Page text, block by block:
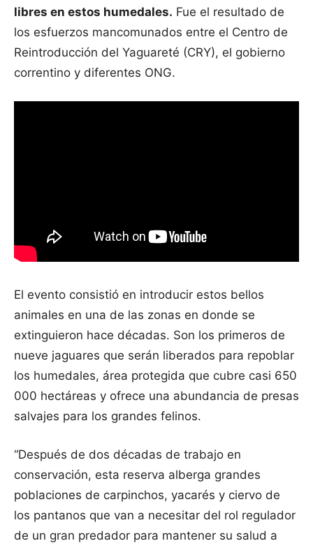
libres en estos humedales. Fue el resultado de
los esfuerzos mancomunados entre el Centro de
Reintroducción del Yaguareté (CRY), el gobierno
correntino y diferentes ONG.
El evento consistió en introducir estos bellos
animales en una de las zonas en donde se
extinguieron hace décadas. Son los primeros de
nueve jaguares que serán liberados para repoblar
los humedales, área protegida que cubre casi 650
000 hectáreas y ofrece una abundancia de presas
salvajes para los grandes felinos.
“Después de dos décadas de trabajo en
conservación, esta reserva alberga grandes
poblaciones de carpinchos, yacarés y ciervo de
los pantanos que van a necesitar del rol regulador
de un gran predador para mantener su salud a